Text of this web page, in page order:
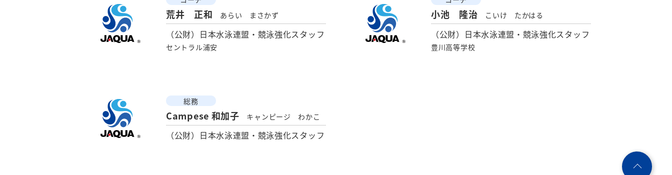
荒井 正和 あらい まさかず
（公財）日本水泳連盟・競泳強化スタッフ
セントラル浦安
小池 隆治 こいけ たかはる
（公財）日本水泳連盟・競泳強化スタッフ
豊川高等学校
総務
Campese 和加子 キャンピージ わかこ
（公財）日本水泳連盟・競泳強化スタッフ